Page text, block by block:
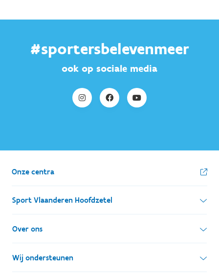
#sportersbelevenmeer
ook op sociale media
Onze centra
Sport Vlaanderen Hoofdzetel
Simon Bolivarlaan 17
1000 Brussel
Ondernemingsnummer: BE 0248.142.826
Over ons
Wie zijn we, wat doen we
Wij ondersteunen